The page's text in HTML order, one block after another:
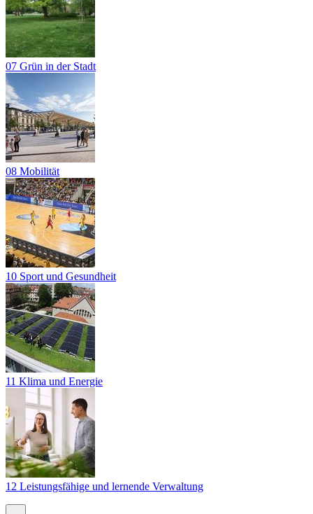
07 Grün in der Stadt
08 Mobilität
10 Sport und Gesundheit
11 Klima und Energie
12 Leistungsfähige und lernende Verwaltung